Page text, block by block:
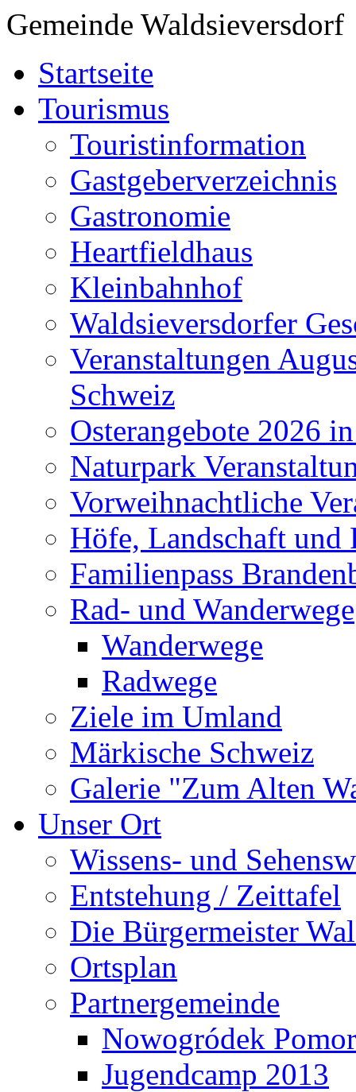
Gemeinde Waldsieversdorf
Startseite
Tourismus
Touristinformation
Gastgeberverzeichnis
Gastronomie
Heartfieldhaus
Kleinbahnhof
Waldsieversdorfer
Veranstaltungen
Schweiz
Osterangebote 2026
Naturpark
Vorweihnachtliche
Höfe, Landschaft und
Familienpass
Rad- und Wanderwege
Wanderwege
Radwege
Ziele im Umland
Märkische Schweiz
Galerie "Zum Alten
Unser Ort
Wissens- und
Entstehung / Zeittafel
Die Bürgermeister
Ortsplan
Partnergemeinde
Nowogródek
Jugendcamp 2013